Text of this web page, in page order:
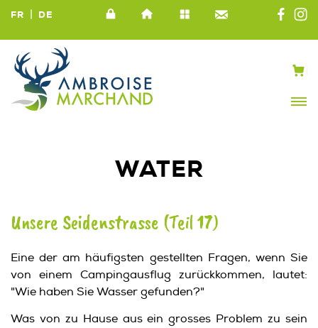
FR | DE
WATER
Unsere Seidenstrasse (Teil 17)
Eine der am häufigsten gestellten Fragen, wenn Sie
von einem Campingausflug zurückkommen, lautet:
"Wie haben Sie Wasser gefunden?"
Was von zu Hause aus ein grosses Problem zu sein